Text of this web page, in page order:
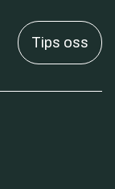
Tips oss